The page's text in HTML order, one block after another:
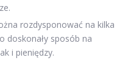
rozdysponować na kilka
doskonały sposób na
i pieniędzy.